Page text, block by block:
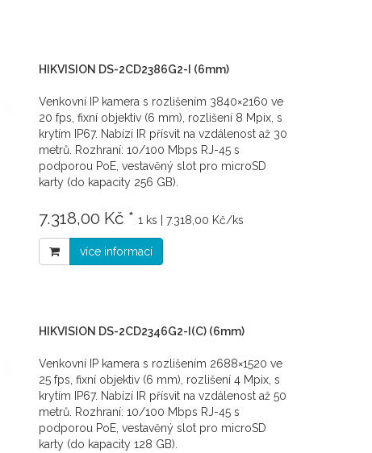
HIKVISION DS-2CD2386G2-I (6mm)
Venkovní IP kamera s rozlišením 3840×2160 ve
20 fps, fixní objektiv (6 mm), rozlišení 8 Mpix, s
krytím IP67. Nabízí IR přísvit na vzdálenost až 30
metrů. Rozhraní: 10/100 Mbps RJ-45 s
podporou PoE, vestavěný slot pro microSD
karty (do kapacity 256 GB).
7.318,00 Kč * 1 ks | 7.318,00 Kč/ks
více informací
HIKVISION DS-2CD2346G2-I(C) (6mm)
Venkovní IP kamera s rozlišením 2688×1520 ve
25 fps, fixní objektiv (6 mm), rozlišení 4 Mpix, s
krytím IP67. Nabízí IR přísvit na vzdálenost až 50
metrů. Rozhraní: 10/100 Mbps RJ-45 s
podporou PoE, vestavěný slot pro microSD
karty (do kapacity 128 GB).